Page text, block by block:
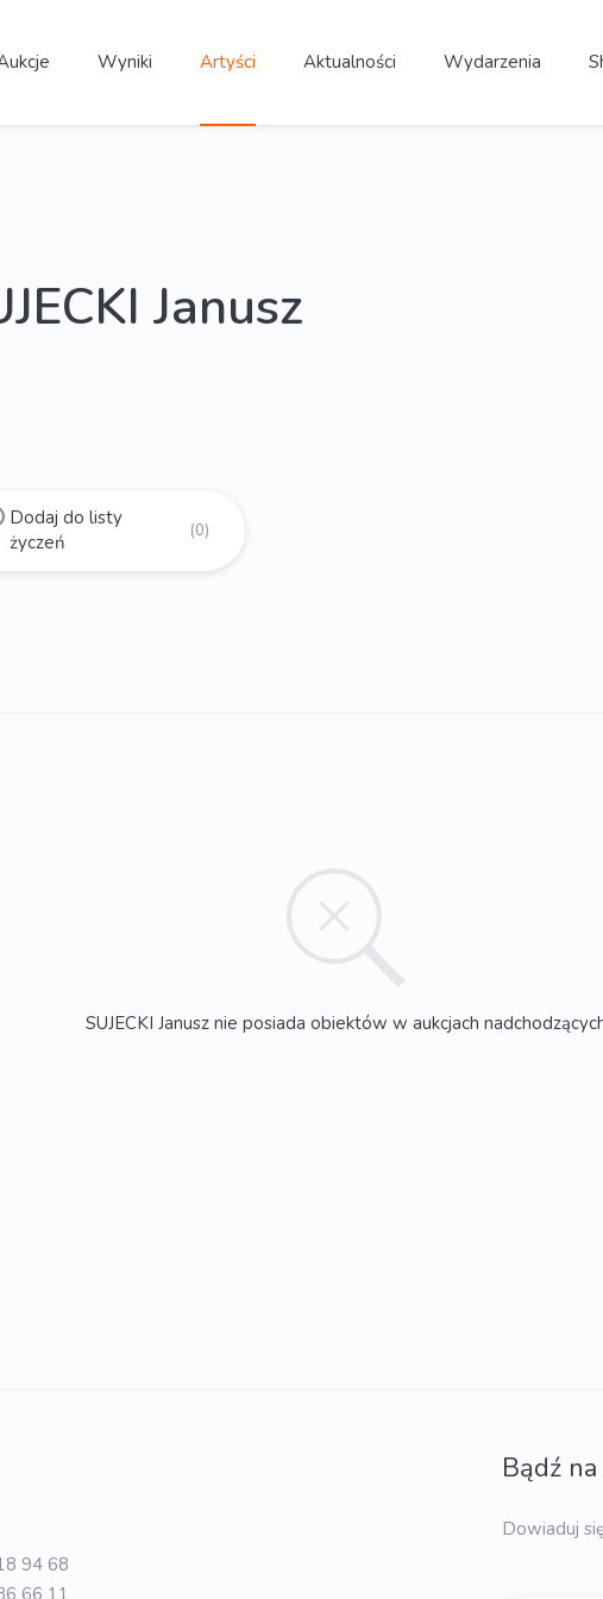
Wyniki Artyści Aktualności Wydarzenia
Janusz
Dodaj do listy
życzeń
(0)
SUJECKI Janusz nie posiada obiektów w aukcjach
94 68
66 11
Bądź
Dowiaduj